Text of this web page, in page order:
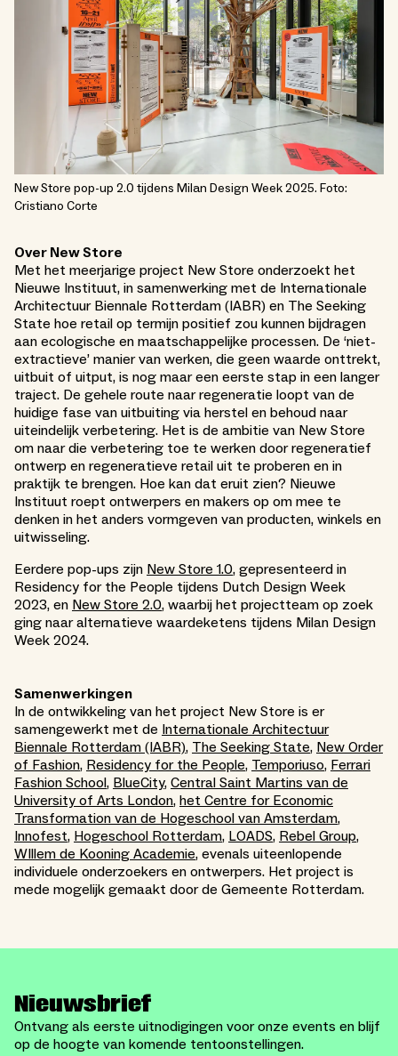
New Store pop-up 2.0 tijdens Milan Design Week 2025. Foto:
Cristiano Corte
Over New Store
Met het meerjarige project New Store onderzoekt het
Nieuwe Instituut, in samenwerking met de Internationale
Architectuur Biennale Rotterdam (IABR) en The Seeking
State hoe retail op termijn positief zou kunnen bijdragen
aan ecologische en maatschappelijke processen. De ‘niet-
extractieve’ manier van werken, die geen waarde onttrekt,
uitbuit of uitput, is nog maar een eerste stap in een langer
traject. De gehele route naar regeneratie loopt van de
huidige fase van uitbuiting via herstel en behoud naar
uiteindelijk verbetering. Het is de ambitie van New Store
om naar die verbetering toe te werken door regeneratief
ontwerp en regeneratieve retail uit te proberen en in
praktijk te brengen. Hoe kan dat eruit zien? Nieuwe
Instituut roept ontwerpers en makers op om mee te
denken in het anders vormgeven van producten, winkels en
uitwisseling.
Eerdere pop-ups zijn New Store 1.0, gepresenteerd in
Residency for the People tijdens Dutch Design Week
2023, en New Store 2.0, waarbij het projectteam op zoek
ging naar alternatieve waardeketens tijdens Milan Design
Week 2024.
Samenwerkingen
In de ontwikkeling van het project New Store is er
samengewerkt met de Internationale Architectuur
Biennale Rotterdam (IABR), The Seeking State, New Order
of Fashion, Residency for the People, Temporiuso, Ferrari
Fashion School, BlueCity, Central Saint Martins van de
University of Arts London, het Centre for Economic
Transformation van de Hogeschool van Amsterdam,
Innofest, Hogeschool Rotterdam, LOADS, Rebel Group,
WIllem de Kooning Academie, evenals uiteenlopende
individuele onderzoekers en ontwerpers. Het project is
mede mogelijk gemaakt door de Gemeente Rotterdam.
Nieuwsbrief
Ontvang als eerste uitnodigingen voor onze events en blijf
op de hoogte van komende tentoonstellingen.